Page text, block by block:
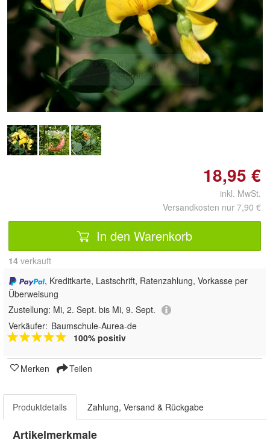
Doppelt antippen zum
vergrößern
18,95 €
inkl. MwSt.
Versandkosten nur 7,90 €
In den Warenkorb
14 verkauft
, Kreditkarte, Lastschrift, Ratenzahlung, Vorkasse per
Überweisung
Zustellung: Mi, 2. Sept. bis Mi, 9. Sept.
Verkäufer: Baumschule-Aurea-de
100% positiv
Merken Teilen
Produktdetails Zahlung, Versand & Rückgabe
Artikelmerkmale